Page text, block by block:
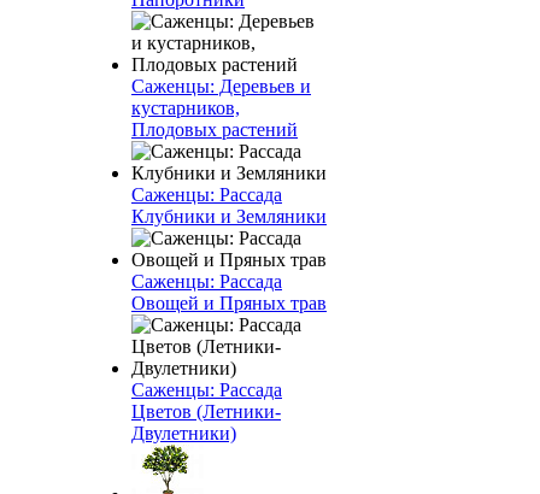
Саженцы: Деревьев и
кустарников,
Плодовых растений
Саженцы: Рассада
Клубники и Земляники
Саженцы: Рассада
Овощей и Пряных трав
Саженцы: Рассада
Цветов (Летники-
Двулетники)